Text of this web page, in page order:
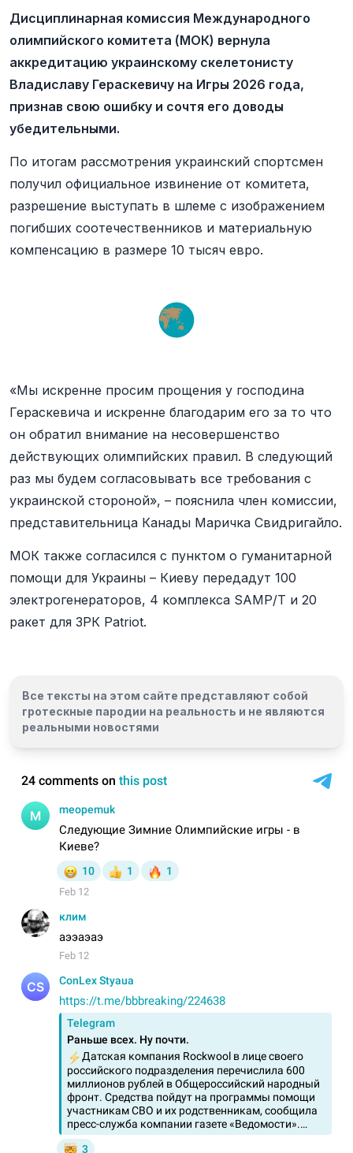
Дисциплинарная комиссия Международного
олимпийского комитета (МОК) вернула
аккредитацию украинскому скелетонисту
Владиславу Гераскевичу на Игры 2026 года,
признав свою ошибку и сочтя его доводы
убедительными.
По итогам рассмотрения украинский спортсмен
получил официальное извинение от комитета,
разрешение выступать в шлеме с изображением
погибших соотечественников и материальную
компенсацию в размере 10 тысяч евро.
«Мы искренне просим прощения у господина
Гераскевича и искренне благодарим его за то что
он обратил внимание на несовершенство
действующих олимпийских правил. В следующий
раз мы будем согласовывать все требования с
украинской стороной», – пояснила член комиссии,
представительница Канады Маричка Свидригайло.
МОК также согласился с пунктом о гуманитарной
помощи для Украины – Киеву передадут 100
электрогенераторов, 4 комплекса SAMP/T и 20
ракет для ЗРК Patriot.
Все тексты на этом сайте представляют собой
гротескные пародии на реальность и не являются
реальными новостями